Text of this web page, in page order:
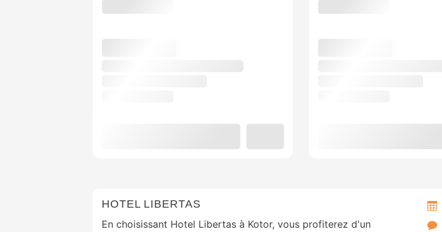
HOTEL LIBERTAS
En choisissant Hotel Libertas à Kotor, vous profiterez d'un